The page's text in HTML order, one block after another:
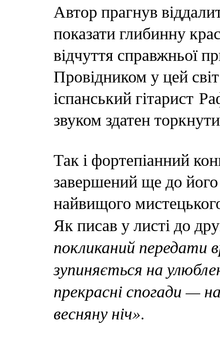
Автор прагнув
показати глибинну
відчуття справжньої
Провідником у цей
іспанський гітарист
звуком здатен
Так і фортепіанний
завершений ще до
найвищого
Як писав у листі до
покликаний передати
зупиняється на
прекрасні спогади —
весняну ніч».